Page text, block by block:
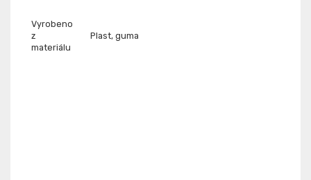
Vyrobeno
z
materiálu
Plast, guma